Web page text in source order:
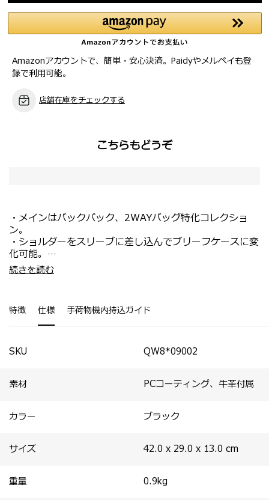
Amazonアカウントで、簡単・安心決済。Paidyやメルペイも登
録で利用可能。
店舗在庫をチェックする
こちらもどうぞ
・メインはバックパック、2WAYバッグ特化コレクショ
ン。
・ショルダーをスリーブに差し込んでブリーフケースに変
化可能。
・全サイズが15.6インチPC収納対応で、縦横どちらから
でもアクセスしやすい。
背面に付属。
・抗菌加工がほどこされた内装は回収したPETボトル
100％を原料とする再生ポリエステル素材。
・主素材にはナイロンツイル、フロントにはキャンバス地
を使用。
され耐水性があり、一見レザーのようなテクスチャーが特
徴。
・フロント右側にはL字型のファスナー開閉ポケットを装
・フロント左側には防水素材(※)を使用したポケットが配
続きを読む
特徴 仕様 手荷物機内持込ガイド
SKU QW8*09002
素材 PCコーティング、牛革付属
カラー ブラック
サイズ 42.0 x 29.0 x 13.0 cm
重量 0.9kg